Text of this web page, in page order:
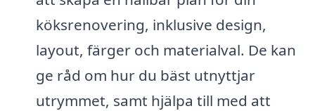
köksrenovering, inklusive design,
layout, färger och materialval. De kan
ge råd om hur du bäst utnyttjar
utrymmet, samt hjälpa till med att